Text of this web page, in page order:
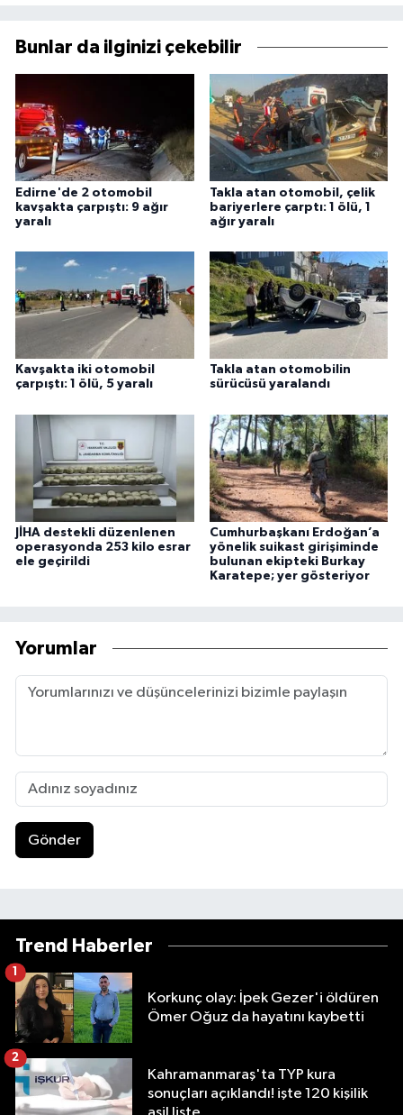
Bunlar da ilginizi çekebilir
Edirne'de 2 otomobil
kavşakta çarpıştı: 9 ağır
yaralı
Takla atan otomobil, çelik
bariyerlere çarptı: 1 ölü, 1
ağır yaralı
Kavşakta iki otomobil
çarpıştı: 1 ölü, 5 yaralı
Takla atan otomobilin
sürücüsü yaralandı
JİHA destekli düzenlenen
operasyonda 253 kilo esrar
ele geçirildi
Cumhurbaşkanı Erdoğan’a
yönelik suikast girişiminde
bulunan ekipteki Burkay
Karatepe; yer gösteriyor
Yorumlar
Gönder
Trend Haberler
Korkunç olay: İpek Gezer'i öldüren
Ömer Oğuz da hayatını kaybetti
1
Kahramanmaraş'ta TYP kura
sonuçları açıklandı! işte 120 kişilik
2